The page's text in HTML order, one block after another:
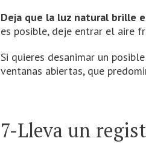
Deja que la luz natural brille
es posible, deje entrar el aire
Si quieres desanimar un
ventanas abiertas, que
7-Lleva un